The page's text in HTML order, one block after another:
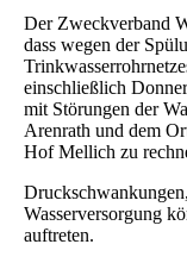
Der Zweckverband
dass wegen der
einschließlich
mit Störungen der
Arenrath und dem
Hof Mellich zu
Wasserversorgung
auftreten.